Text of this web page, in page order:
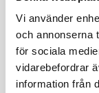
Vi använder
och annonserna
för sociala
vidarebefordrar
information från
Beskrivning
Art. nr:A15853